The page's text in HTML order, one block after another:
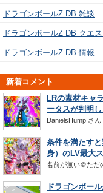
ドラゴンボールZ DB 雑談
ドラゴンボールZ DB クエス
ドラゴンボールZ DB 情報
新着コメント
LRの素材キャ
ータスが判明し
DanielsHump さん
条件を満たす
身）のLV最大
名前が無い＠ただ
ドラゴンボー